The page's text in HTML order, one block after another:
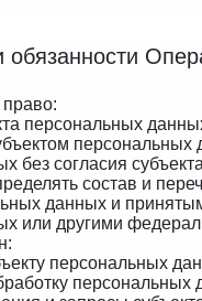
персональных
без согласия
состав и
данных и
или другими
персональных